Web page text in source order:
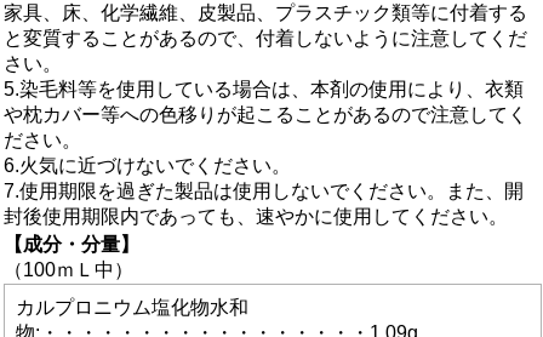
家具、床、化学繊維、皮製品、プラスチック類等に付着する
と変質することがあるので、付着しないように注意してくだ
さい。
5.染毛料等を使用している場合は、本剤の使用により、衣類
や枕カバー等への色移りが起こることがあるので注意してく
ださい。
6.火気に近づけないでください。
7.使用期限を過ぎた製品は使用しないでください。また、開
封後使用期限内であっても、速やかに使用してください。
【成分・分量】
（100ｍＬ中）
カルプロニウム塩化物水和
物:・・・・・・・・・・・・・・・・・1.09g